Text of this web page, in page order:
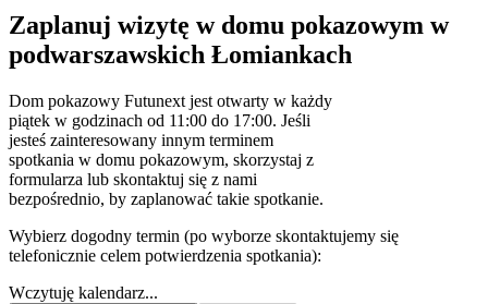
Zaplanuj wizytę w domu pokazowym w
podwarszawskich Łomiankach
Dom pokazowy Futunext jest otwarty w każdy
piątek w godzinach od 11:00 do 17:00. Jeśli
jesteś zainteresowany innym terminem
spotkania w domu pokazowym, skorzystaj z
formularza lub skontaktuj się z nami
bezpośrednio, by zaplanować takie spotkanie.
Wybierz dogodny termin (po wyborze skontaktujemy się
telefonicznie celem potwierdzenia spotkania):
Wczytuję kalendarz...